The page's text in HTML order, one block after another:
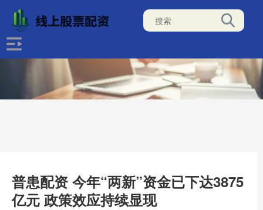
普患配资 今年“两新”资金已下达3875
亿元 政策效应持续显现